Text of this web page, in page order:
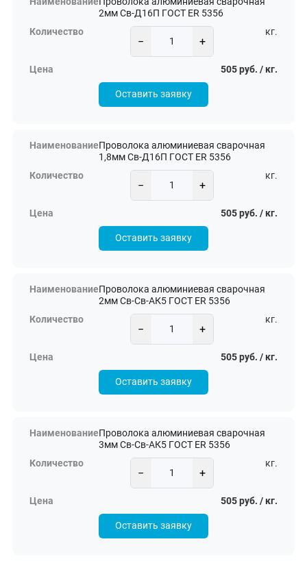
2мм Св-Д16П ГОСТ ER 5356
− +
кг.
505 руб. / кг.
Оставить заявку
Проволока алюминиевая сварочная
1,8мм Св-Д16П ГОСТ ER 5356
− +
кг.
505 руб. / кг.
Оставить заявку
Проволока алюминиевая сварочная
2мм Св-Св-АК5 ГОСТ ER 5356
− +
кг.
505 руб. / кг.
Оставить заявку
Проволока алюминиевая сварочная
3мм Св-Св-АК5 ГОСТ ER 5356
− +
кг.
505 руб. / кг.
Оставить заявку